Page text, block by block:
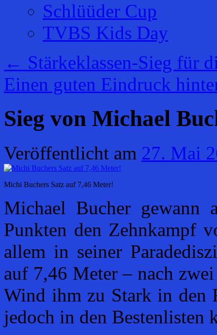
Schlüüder Cup
TVBS Kids Day
← Stärkeklassen-Sieg für
Einen guten Eindruck
Sieg von Michael
Veröffentlicht am 27. Mai
Michi Buchers Satz auf 7,46 Meter!
Michael Bucher gewann
Punkten den Zehnkampf
allem in seiner
auf 7,46 Meter – nach
Wind ihm zu Stark in den
jedoch in den Bestenlisten